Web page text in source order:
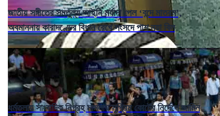
জাতীয় সঙ্গীতের সমতুল্য আইনি মর্যাদা পেল ‘বন্দে মাতরম’,
অবমাননায় কারাদণ্ডের বিধান রেখে সংসদে পাশ নয়া বিল
ধর্মতলায় সাংবাদিক নিগ্রহ মামলায় সুপ্রিম কোর্টের নির্দেশে জামিন